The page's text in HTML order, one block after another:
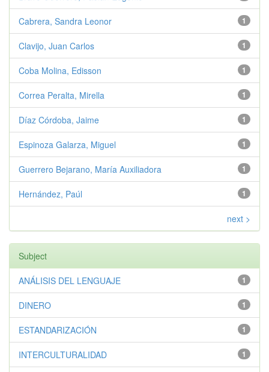
1
Cabrera, Sandra Leonor
1
Clavijo, Juan Carlos
1
Coba Molina, Edisson
1
Correa Peralta, Mirella
1
Díaz Córdoba, Jaime
1
Espinoza Galarza, Miguel
1
Guerrero Bejarano, María Auxiliadora
1
Hernández, Paúl
next >
Subject
1
ANÁLISIS DEL LENGUAJE
1
DINERO
1
ESTANDARIZACIÓN
1
INTERCULTURALIDAD